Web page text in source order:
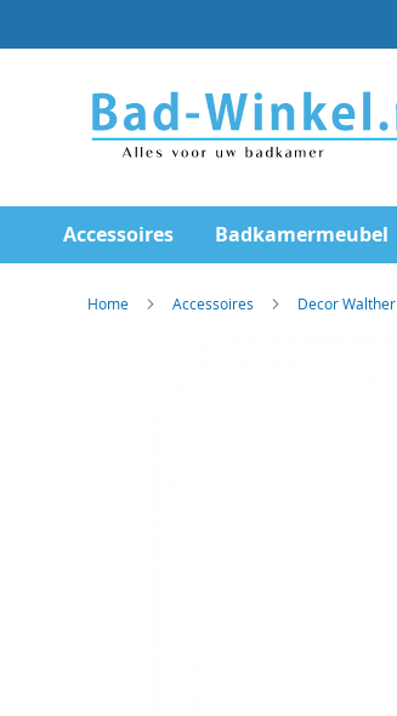
direct
naar
inhoud
Accessoires Badkamermeubel
Home Accessoires Decor Walther